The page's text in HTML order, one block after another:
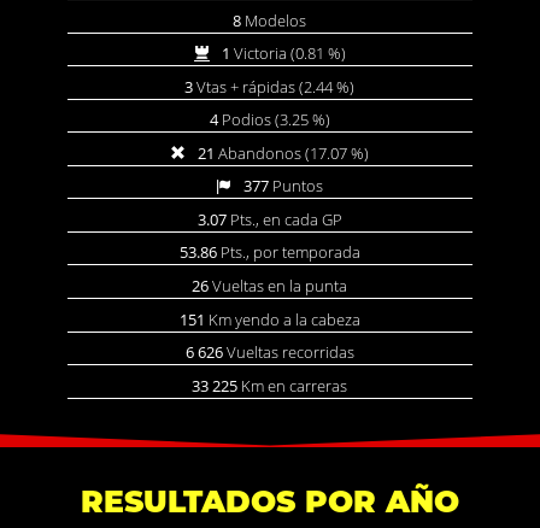
8 Modelos
1 Victoria (0.81 %)
3Vtas + rápidas (2.44 %)
4Podios (3.25 %)
21 Abandonos (17.07 %)
377 Puntos
3.07 Pts., en cada GP
53.86 Pts., por temporada
26Vueltas en la punta
151 Km yendo a la cabeza
6 626Vueltas recorridas
33 225 Km en carreras
RESULTADOS POR AÑO